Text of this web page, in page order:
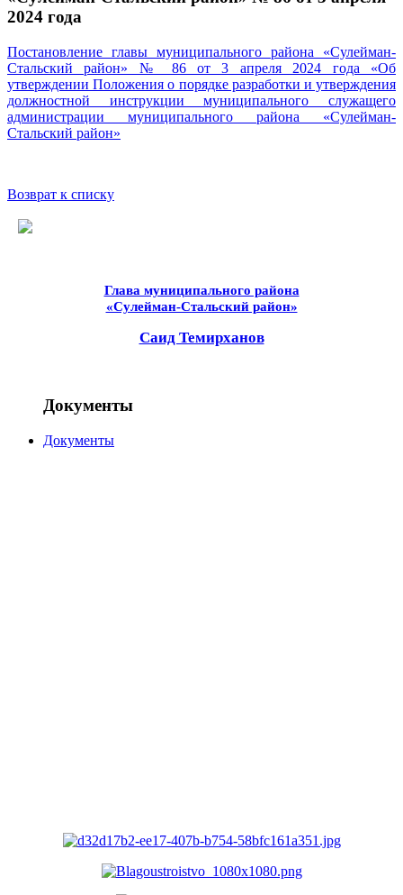
2024 года
Постановление главы муниципального района «Сулейман-
Стальский район» № 86 от 3 апреля 2024 года «Об
утверждении Положения о порядке разработки и утверждения
должностной инструкции муниципального служащего
администрации муниципального района «Сулейман-
Стальский район»
Возврат к списку
Глава муниципального района
«Сулейман-Стальский район»
Саид Темирханов
Документы
Документы